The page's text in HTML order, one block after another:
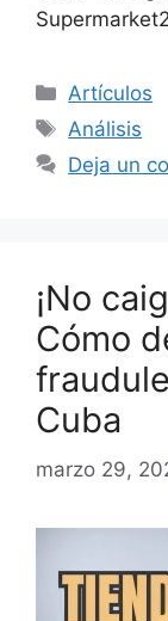
Categorías
Artículos
Etiquetas
Análisis
Deja un
¡No
Cómo
Cuba
marzo 29,